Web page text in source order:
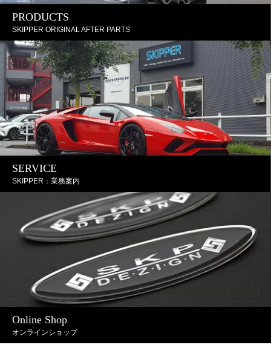
PRODUCTS
SKIPPER ORIGINAL AFTER PARTS
SERVICE
SKIPPER：業務案内
Online Shop
オンラインショップ